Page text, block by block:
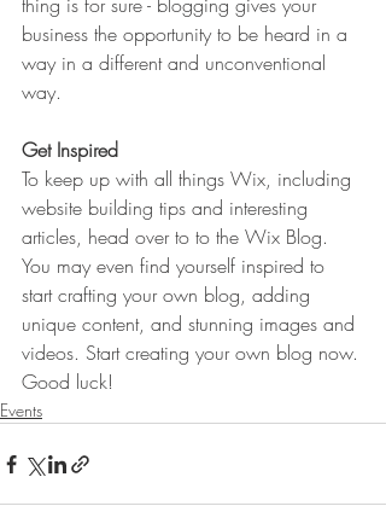
business the opportunity to be heard in a
way in a different and unconventional
way.
Get Inspired
To keep up with all things Wix, including
website building tips and interesting
articles, head over to to the Wix Blog.
You may even find yourself inspired to
start crafting your own blog, adding
unique content, and stunning images and
videos. Start creating your own blog now.
Good luck!
Events